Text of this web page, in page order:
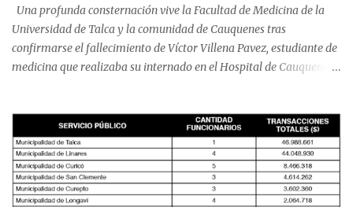
Una profunda consternación vive la Facultad de Medicina de la
Universidad de Talca y la comunidad de Cauquenes tras
confirmarse el fallecimiento de Víctor Villena Pavez, estudiante de
medicina que realizaba su internado en el Hospital de Cauquenes.
malestares físicos. Dada la complejidad de su estado de salud, el
equipo médico determinó su traslado de urgencia al Hospital
Regional de Talca y dado la urgencia la ambulancia partió hacia
Talca con escolta de Carabineros. En medio del traslado, el
estudiante de medicina de 25 años, se agravó y pese a los esfuerzos